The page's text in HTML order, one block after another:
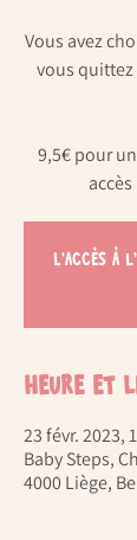
Vous avez
vous
9,5€ pour
L'accès à
Heure et
23 févr. 2023,
Baby Steps,
4000 Liège,